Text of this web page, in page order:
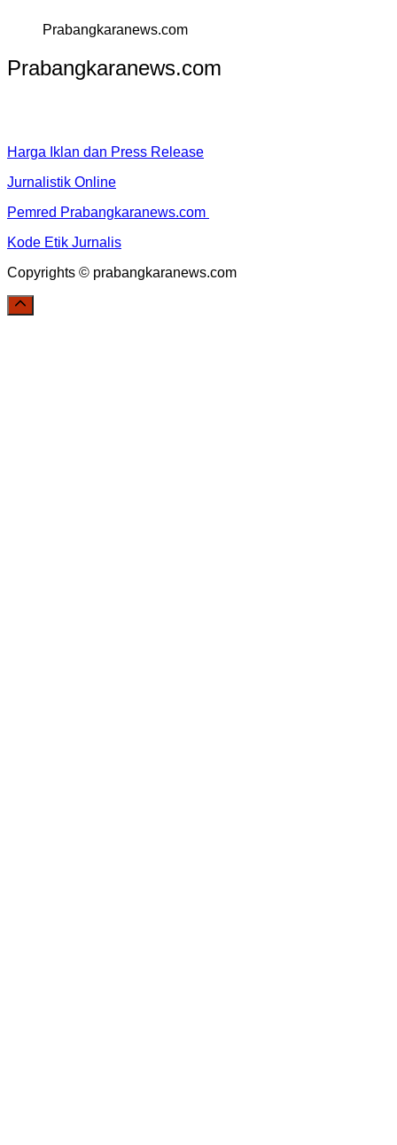
Prabangkaranews.com
Prabangkaranews.com
Harga Iklan dan Press Release
Jurnalistik Online
Pemred Prabangkaranews.com
Kode Etik Jurnalis
Copyrights © prabangkaranews.com